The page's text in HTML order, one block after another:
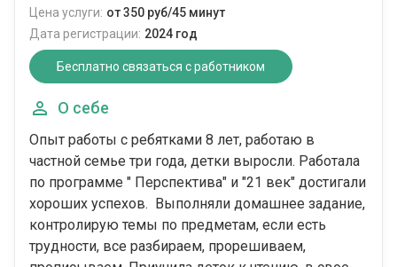
Цена услуги: от 350 руб/45 минут
Дата регистрации: 2024 год
Бесплатно связаться с работником
О себе
Опыт работы с ребятками 8 лет, работаю в
частной семье три года, детки выросли. Работала
по программе " Перспектива" и "21 век" достигали
хороших успехов. Выполняли домашнее задание,
контролирую темы по предметам, если есть
трудности, все разбираем, прорешиваем,